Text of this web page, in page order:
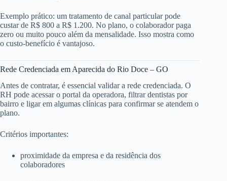
Exemplo prático: um tratamento de canal particular pode
custar de R$ 800 a R$ 1.200. No plano, o colaborador paga
zero ou muito pouco além da mensalidade. Isso mostra como
o custo-benefício é vantajoso.
Rede Credenciada em Aparecida do Rio Doce – GO
Antes de contratar, é essencial validar a rede credenciada. O
RH pode acessar o portal da operadora, filtrar dentistas por
bairro e ligar em algumas clínicas para confirmar se atendem o
plano.
Critérios importantes:
proximidade da empresa e da residência dos
colaboradores